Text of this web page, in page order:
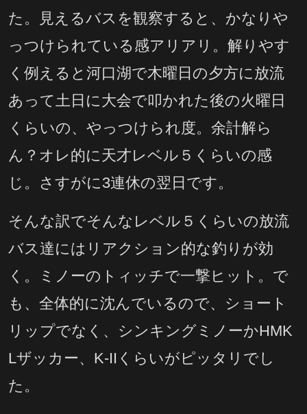
た。見えるバスを観察すると、かなりや
っつけられている感アリアリ。解りやす
く例えると河口湖で木曜日の夕方に放流
あって土日に大会で叩かれた後の火曜日
くらいの、やっつけられ度。余計解ら
ん？オレ的に天才レベル５くらいの感
じ。さすがに3連休の翌日です。
そんな訳でそんなレベル５くらいの放流
バス達にはリアクション的な釣りが効
く。ミノーのトィッチで一撃ヒット。で
も、全体的に沈んでいるので、ショート
リップでなく、シンキングミノーかHMK
Lザッカー、K-IIくらいがピッタリでし
た。